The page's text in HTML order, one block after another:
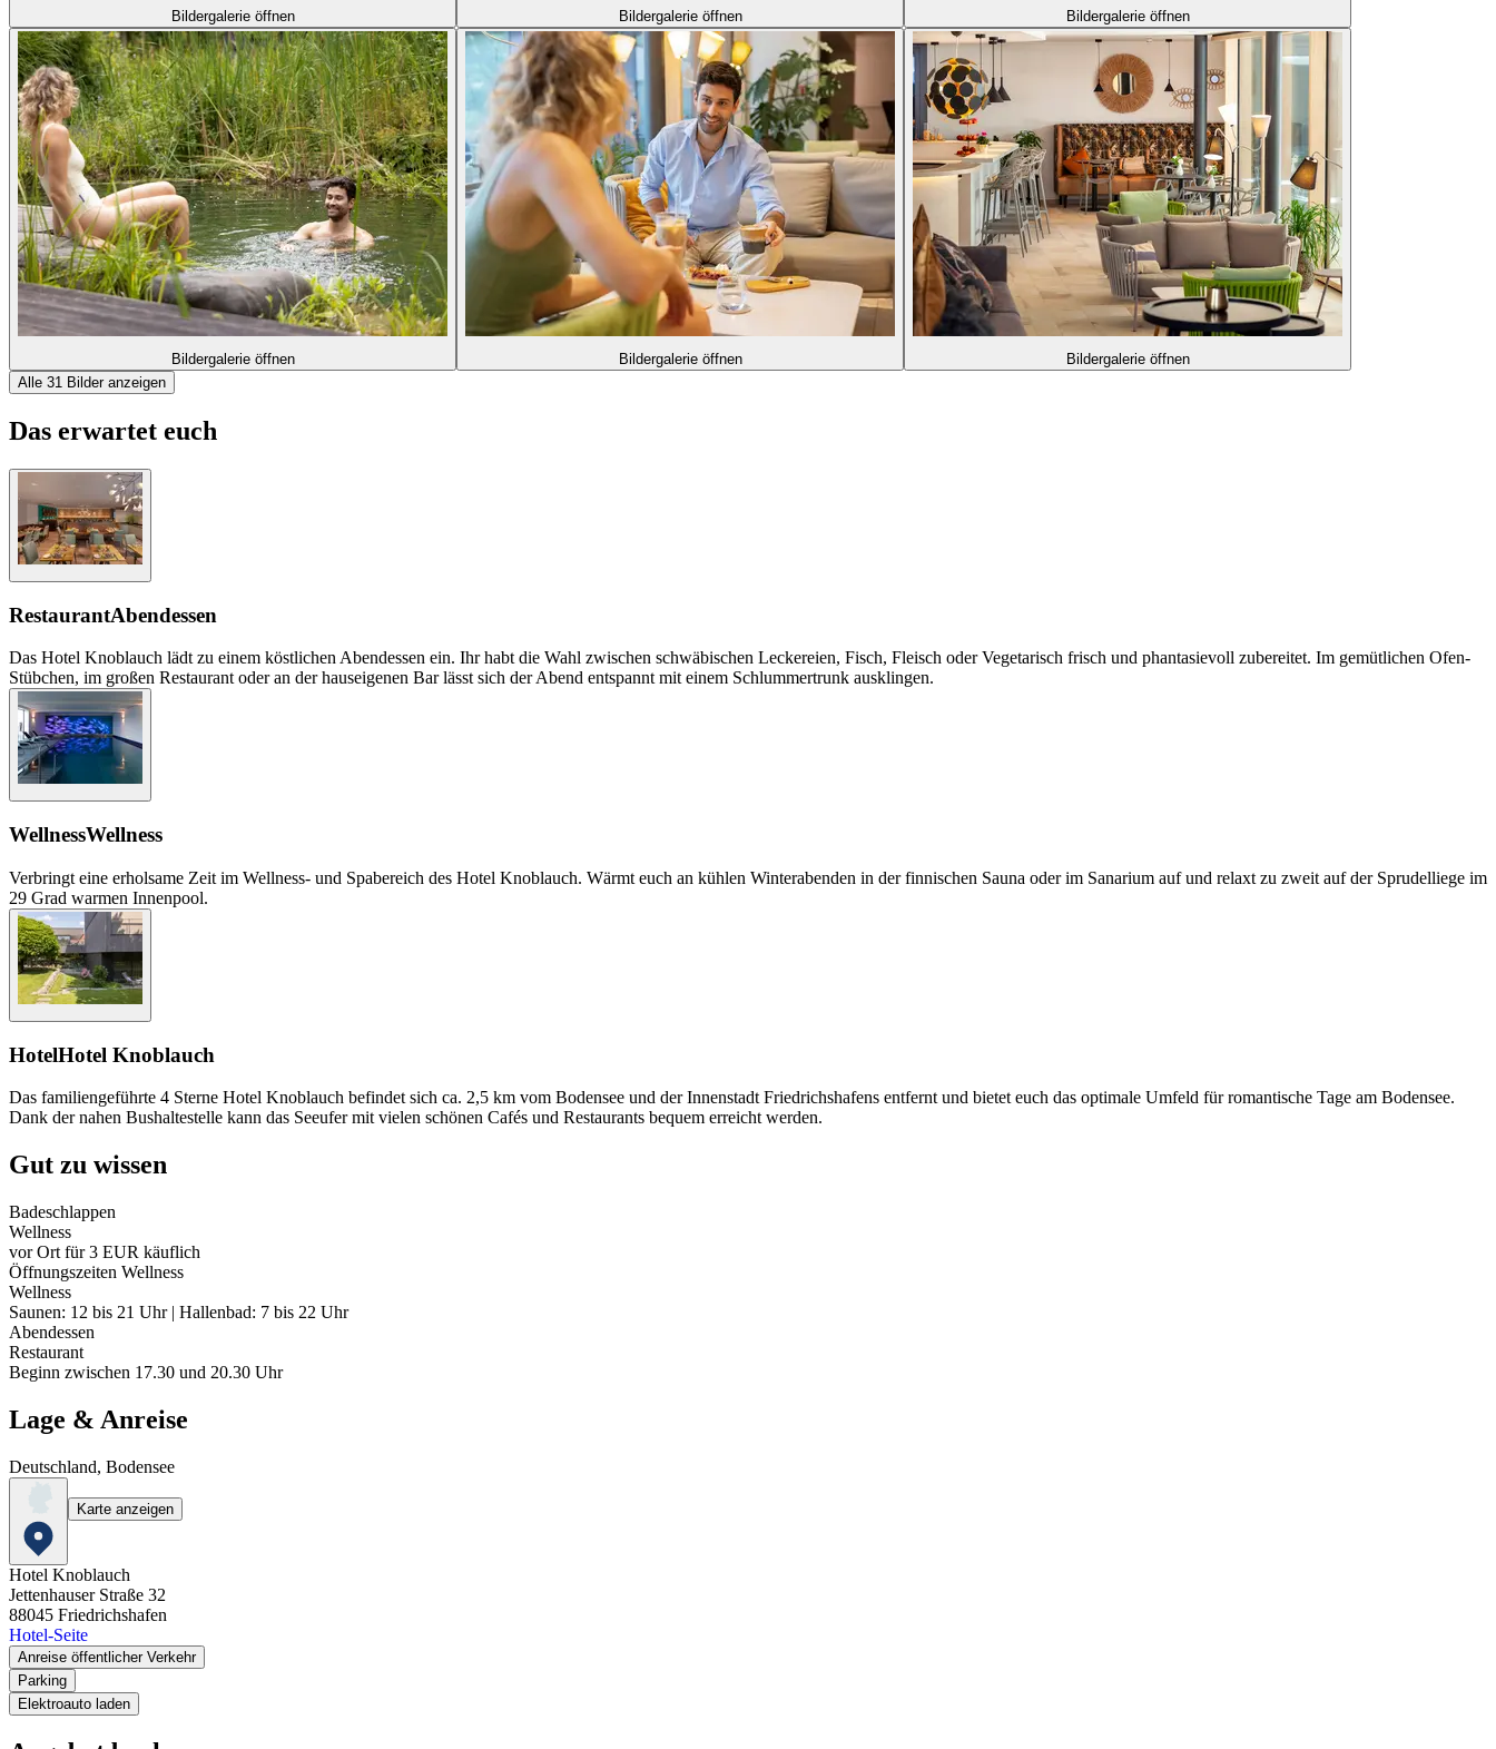
Bildergalerie öffnen Bildergalerie öffnen Bildergalerie öffnen
Bildergalerie öffnen Bildergalerie öffnen
Bildergalerie öffnen
Alle 31 Bilder anzeigen
Das erwartet euch
RestaurantAbendessen
Das Hotel Knoblauch lädt zu einem köstlichen Abendessen ein. Ihr habt die Wahl zwischen schwäbischen Leckereien, Fisch, Fleisch oder Vegetarisch frisch und phantasievoll zubereitet. Im gemütlichen Ofen-
Stübchen, im großen Restaurant oder an der hauseigenen Bar lässt sich der Abend entspannt mit einem Schlummertrunk ausklingen.
WellnessWellness
Verbringt eine erholsame Zeit im Wellness- und Spabereich des Hotel Knoblauch. Wärmt euch an kühlen Winterabenden in der finnischen Sauna oder im Sanarium auf und relaxt zu zweit auf der Sprudelliege im
29 Grad warmen Innenpool.
HotelHotel Knoblauch
Das familiengeführte 4 Sterne Hotel Knoblauch befindet sich ca. 2,5 km vom Bodensee und der Innenstadt Friedrichshafens entfernt und bietet euch das optimale Umfeld für romantische Tage am Bodensee.
Dank der nahen Bushaltestelle kann das Seeufer mit vielen schönen Cafés und Restaurants bequem erreicht werden.
Gut zu wissen
Badeschlappen
Wellness
vor Ort für 3 EUR käuflich
Öffnungszeiten Wellness
Wellness
Saunen: 12 bis 21 Uhr | Hallenbad: 7 bis 22 Uhr
Abendessen
Restaurant
Beginn zwischen 17.30 und 20.30 Uhr
Lage & Anreise
Deutschland, Bodensee
Karte anzeigen
Hotel Knoblauch
Jettenhauser Straße 32
88045 Friedrichshafen
Hotel-Seite
Anreise öffentlicher Verkehr
Parking
Elektroauto laden